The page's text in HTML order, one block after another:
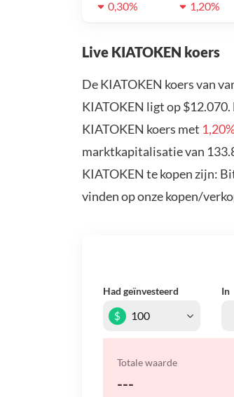
0,30%
1,20%
Live KIATOKEN koers
De KIATOKEN koers van
KIATOKEN ligt op $12.070.
KIATOKEN koers met
marktkapitalisatie van
KIATOKEN te kopen zijn:
vinden op onze kopen/
Had geïnvesteerd In
$
Totale waarde
---